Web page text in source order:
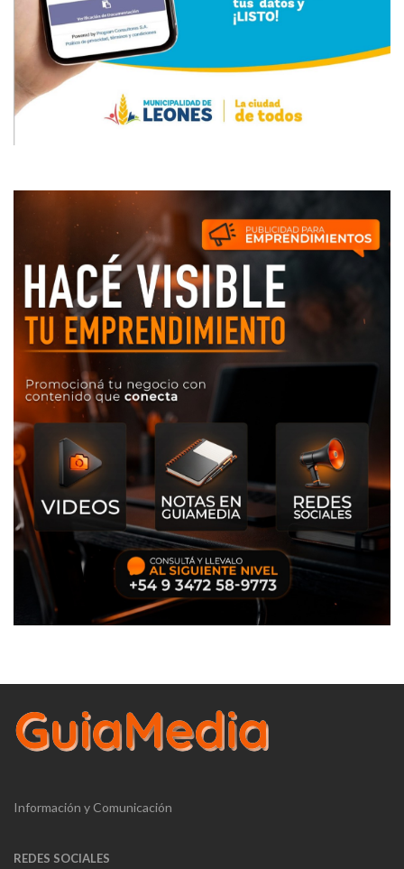
Información y Comunicación
REDES SOCIALES